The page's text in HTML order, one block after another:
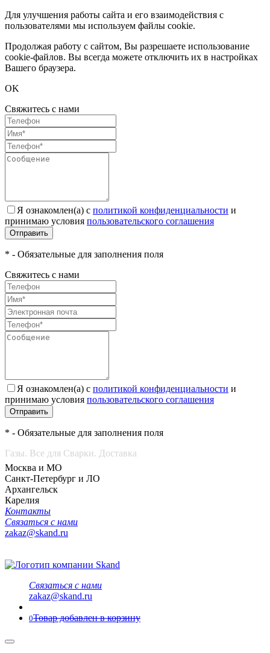
Для улучшения работы сайта и его взаимодействия с
пользователями мы используем файлы cookie.
Продолжая работу с сайтом, Вы разрешаете использование
cookie-файлов. Вы всегда можете отключить их в настройках
Вашего браузера.
OK
Свяжитесь с нами
Я ознакомлен(а) с политикой конфиденциальности и
принимаю условия пользовательского соглашения
Отправить
* - Обязательные для заполнения поля
Свяжитесь с нами
Я ознакомлен(а) с политикой конфиденциальности и
принимаю условия пользовательского соглашения
Отправить
* - Обязательные для заполнения поля
Газы. Все для Сварки. Доставка
Москва и МО
Санкт-Петербург и ЛО
Архангельск
Карелия
Контакты
Связаться с нами
zakaz@skand.ru
Связаться с нами
zakaz@skand.ru
0Товар добавлен в корзину